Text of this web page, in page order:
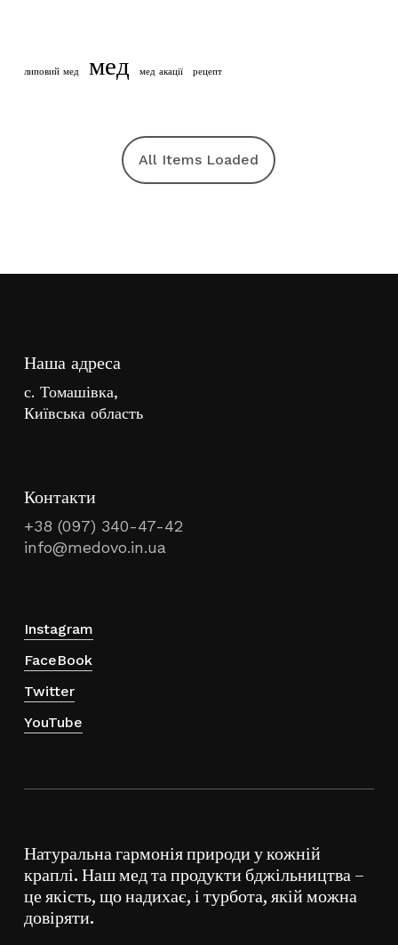
Переглянути Кошик
Оформлення
Замовлення
липовий мед мед мед акації рецепт
с. Томашівка,
+38 (097) 340-47-42
FaceBook
Натуральна гармонія природи у кожній